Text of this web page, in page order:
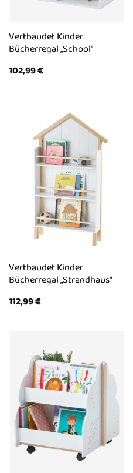
Vertbaudet Kinder
Bücherregal „School“
102,99€
Vertbaudet Kinder
Bücherregal „Strandhaus“
112,99€